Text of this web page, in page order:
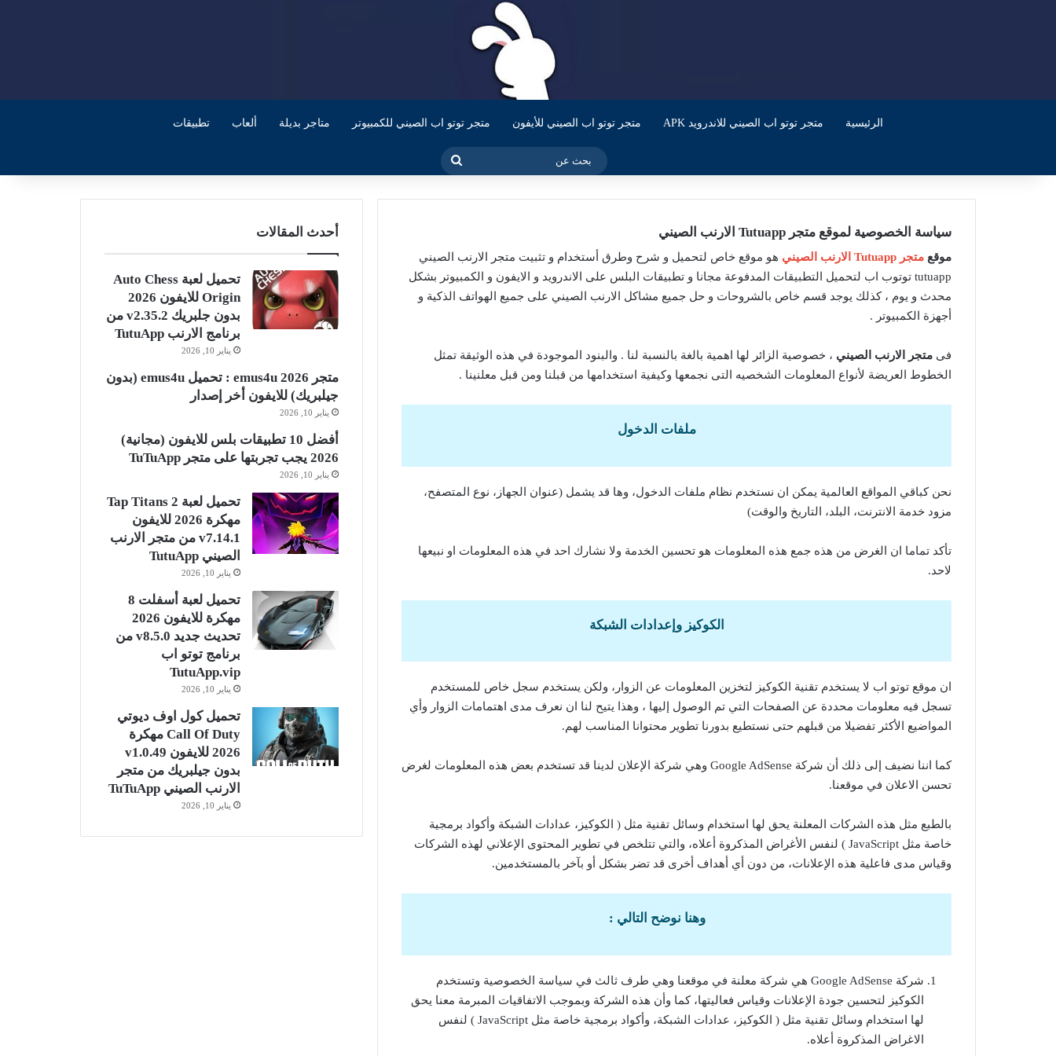
الرئيسية متجر توتو اب الصيني للاندرويد APK متجر توتو اب الصيني للأيفون متجر توتو اب الصيني للكمبيوتر متاجر بديلة ألعاب تطبيقات
بحث
سياسة الخصوصية لموقع متجر Tutuapp الارنب الصيني
موقع متجر Tutuapp الارنب الصيني
هو موقع خاص لتحميل و شرح وطرق أستخدام و تثبيت متجر الارنب الصيني
tutuapp توتوب اب لتحميل التطبيقات المدفوعة مجانا و تطبيقات البلس على الاندرويد و الايفون و الكمبيوتر بشكل
محدث و يوم ، كذلك يوجد قسم خاص بالشروحات و حل جميع مشاكل الارنب الصيني على جميع الهواتف الذكية و
أجهزة الكمبيوتر .
فى متجر الارنب الصيني ، خصوصية الزائر لها اهمية بالغة بالنسبة لنا . والبنود الموجودة في هذه الوثيقة تمثل
الخطوط العريضة لأنواع المعلومات الشخصيه التى نجمعها وكيفية استخدامها من قبلنا ومن قبل معلنينا .
ملفات الدخول
نحن كباقي المواقع العالمية يمكن ان نستخدم نظام ملفات الدخول، وها قد يشمل (عنوان الجهاز، نوع المتصفح،
مزود خدمة الانترنت، البلد، التاريخ والوقت)
تأكد تماما ان الغرض من هذه جمع هذه المعلومات هو تحسين الخدمة ولا نشارك احد في هذه المعلومات او نبيعها
لاحد.
الكوكيز وإعدادات الشبكة
ان موقع توتو اب لا يستخدم تقنية الكوكيز لتخزين المعلومات عن الزوار، ولكن يستخدم سجل خاص للمستخدم
تسجل فيه معلومات محددة عن الصفحات التي تم الوصول إليها ، وهذا يتيح لنا ان نعرف مدى اهتمامات الزوار وأي
المواضيع الأكثر تفضيلا من قبلهم حتى نستطيع بدورنا تطوير محتوانا المناسب لهم.
كما اننا نضيف إلى ذلك أن شركة Google AdSense وهي شركة الإعلان لدينا قد تستخدم بعض هذه المعلومات لغرض
تحسن الاعلان في موقعنا.
بالطبع مثل هذه الشركات المعلنة يحق لها استخدام وسائل تقنية مثل ( الكوكيز، عدادات الشبكة وأكواد برمجية
خاصة مثل JavaScript ) لنفس الأغراض المذكروة أعلاه، والتي تتلخص في تطوير المحتوى الإعلاني لهذه الشركات
وقياس مدى فاعلية هذه الإعلانات، من دون أي أهداف أخرى قد تضر بشكل أو بآخر بالمستخدمين.
وهنا نوضح التالي :
شركة Google AdSense هي شركة معلنة في موقعنا وهي طرف ثالث في سياسة الخصوصية وتستخدم
الكوكيز لتحسين جودة الإعلانات وقياس فعاليتها، كما وأن هذه الشركة وبموجب الاتفاقيات المبرمة معنا يحق
لها استخدام وسائل تقنية مثل ( الكوكيز، عدادات الشبكة، وأكواد برمجية خاصة مثل JavaScript ) لنفس
الاغراض المذكروة أعلاه.
أحدث المقالات
تحميل لعبة Auto Chess
Origin للايفون 2026
بدون جلبريك v2.35.2 من
برنامج الارنب TutuApp
يناير 10, 2026
متجر emus4u 2026 : تحميل emus4u (بدون
جيلبريك) للايفون أخر إصدار
يناير 10, 2026
أفضل 10 تطبيقات بلس للايفون (مجانية)
2026 يجب تجربتها على متجر TuTuApp
يناير 10, 2026
تحميل لعبة Tap Titans 2
مهكرة 2026 للايفون
v7.14.1 من متجر الارنب
الصيني TutuApp
يناير 10, 2026
تحميل لعبة أسفلت 8
مهكرة للايفون 2026
تحديث جديد v8.5.0 من
برنامج توتو اب
TutuApp.vip
يناير 10, 2026
تحميل كول اوف ديوتي
Call Of Duty مهكرة
2026 للايفون v1.0.49
بدون جيلبريك من متجر
الارنب الصيني TuTuApp
يناير 10, 2026